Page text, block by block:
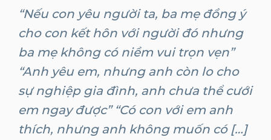
“Nếu con yêu người ta, ba mẹ đồng ý
cho con kết hôn với người đó nhưng
ba mẹ không có niềm vui trọn vẹn”
“Anh yêu em, nhưng anh còn lo cho
sự nghiệp gia đình, anh chưa thể cưới
em ngay được” “Có con với em anh
thích, nhưng anh không muốn có […]